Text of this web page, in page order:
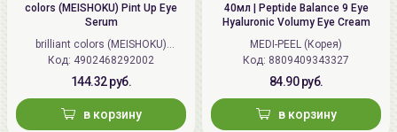
colors (MEISHOKU) Pint Up Eye
Serum
brilliant colors (MEISHOKU)
(Япония)
Код: 4902468292002
144.32 руб.
в корзину
40мл | Peptide Balance 9 Eye
Hyaluronic Volumy Eye Cream
MEDI-PEEL (Корея)
Код: 8809409343327
84.90 руб.
в корзину